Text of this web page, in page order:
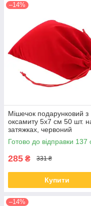
–14%
Мішечок подарунковий з
оксамиту 5x7 см 50 шт.
затяжках, червоний
Готово до відправки 137
285 ₴ 331 ₴
Купити
–14%